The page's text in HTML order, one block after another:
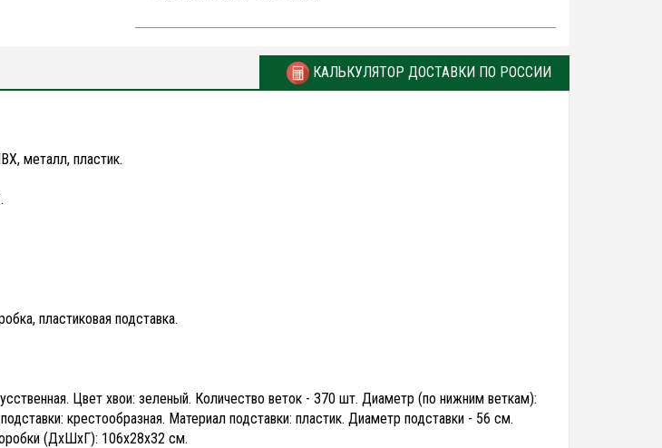
КАЛЬКУЛЯТОР ДОСТАВКИ ПО РОССИИ
металл, пластик.
пластиковая подставка.
Цвет хвои: зеленый. Количество веток - 370 шт. Диаметр (по нижним веткам):
крестообразная. Материал подставки: пластик. Диаметр подставки - 56 см.
(ДхШхГ): 106х28х32 см.